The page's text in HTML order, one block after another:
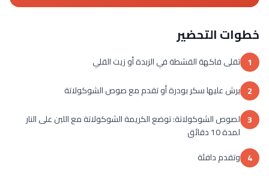
خطوات التحضير
1 تقلى فاكهة القشطة في الزبدة أو زيت القلي
2 يرش عليها سكر بودرة أو تقدم مع صوص الشوكولاتة
3 لصوص الشوكولاتة: توضع الكريمة الشوكولاتة مع اللبن على النار
لمدة 10 دقائق
4 وتقدم دافئة